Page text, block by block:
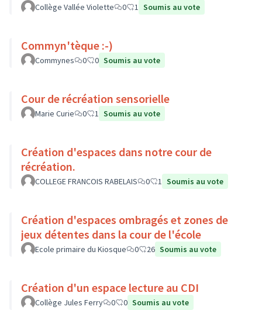
Collège Vallée Violette 0 1 Soumis au vote
Commyn'tèque :-)
Commynes 0 0 Soumis au vote
Cour de récréation sensorielle
Marie Curie 0 1 Soumis au vote
Création d'espaces dans notre cour de
récréation.
COLLEGE FRANCOIS RABELAIS 0 1 Soumis au vote
Création d'espaces ombragés et zones de
jeux détentes dans la cour de l'école
Ecole primaire du Kiosque 0 26 Soumis au vote
Création d'un espace lecture au CDI
Collège Jules Ferry 0 0 Soumis au vote